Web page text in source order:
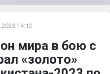
14:12
мира в бою с
«золото»